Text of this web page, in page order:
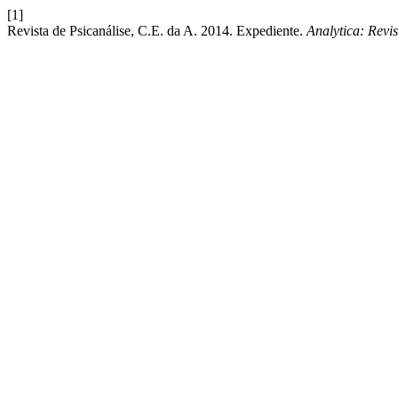
[1]
Revista de Psicanálise, C.E. da A. 2014. Expediente. Analytica: